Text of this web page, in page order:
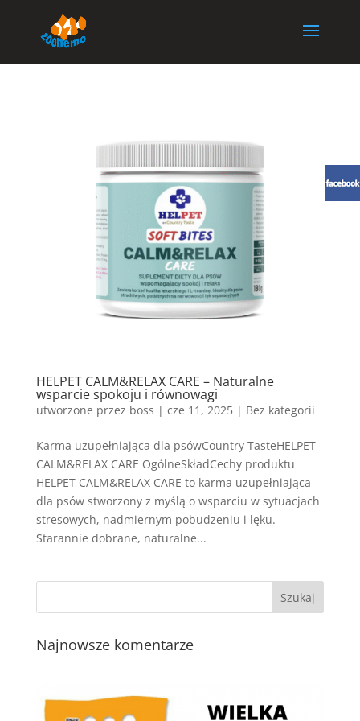
HELPET CALM&RELAX CARE – Naturalne
wsparcie spokoju i równowagi
utworzone przez boss | cze 11, 2025| Bez kategorii
Karma uzupełniająca dla psówCountry TasteHELPET
CALM&RELAX CARE OgólneSkładCechy produktu
HELPET CALM&RELAX CARE to karma uzupełniająca
dla psów stworzony z myślą o wsparciu w sytuacjach
stresowych, nadmiernym pobudzeniu i lęku.
Starannie dobrane, naturalne...
Najnowsze komentarze